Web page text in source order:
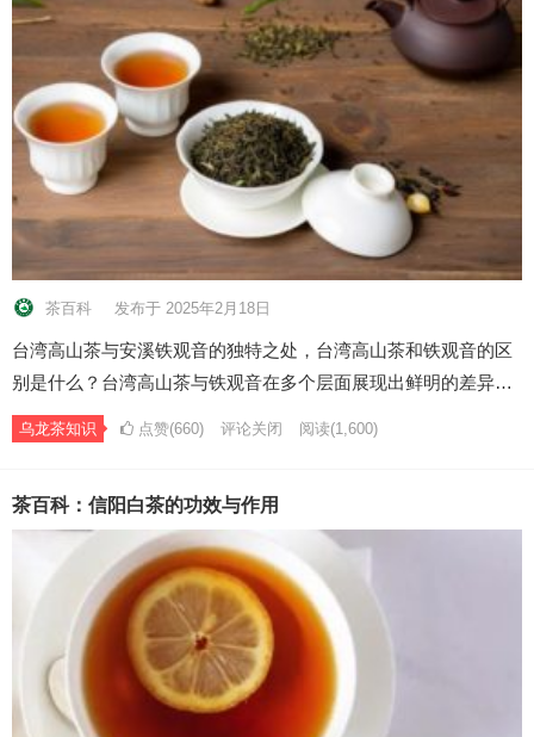
茶百科 发布于 2025年2月18日
台湾高山茶与安溪铁观音的独特之处，台湾高山茶和铁观音的区
别是什么？台湾高山茶与铁观音在多个层面展现出鲜明的差异…
乌龙茶知识 点赞(660) 评论关闭 阅读(1,600)
茶百科：信阳白茶的功效与作用